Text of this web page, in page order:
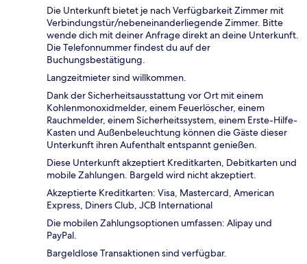
Die Unterkunft bietet je nach Verfügbarkeit Zimmer mit
Verbindungstür/nebeneinanderliegende Zimmer. Bitte
wende dich mit deiner Anfrage direkt an deine Unterkunft.
Die Telefonnummer findest du auf der
Buchungsbestätigung.
Langzeitmieter sind willkommen.
Dank der Sicherheitsausstattung vor Ort mit einem
Kohlenmonoxidmelder, einem Feuerlöscher, einem
Rauchmelder, einem Sicherheitssystem, einem Erste-Hilfe-
Kasten und Außenbeleuchtung können die Gäste dieser
Unterkunft ihren Aufenthalt entspannt genießen.
Diese Unterkunft akzeptiert Kreditkarten, Debitkarten und
mobile Zahlungen. Bargeld wird nicht akzeptiert.
Akzeptierte Kreditkarten: Visa, Mastercard, American
Express, Diners Club, JCB International
Die mobilen Zahlungsoptionen umfassen: Alipay und
PayPal.
Bargeldlose Transaktionen sind verfügbar.